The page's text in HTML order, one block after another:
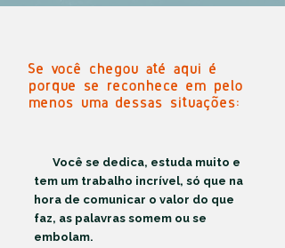
Se você chegou até aqui é
porque se reconhece em pelo
menos uma dessas situações:
Você se dedica, estuda muito e
tem um trabalho incrível, só que na
hora de comunicar o valor do que
faz, as palavras somem ou se
embolam.